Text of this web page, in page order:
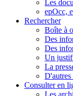
Les
epOcc,
Rechercher
Boîte à
Des
Des
Un
La
D'autres
Consulter en
Les